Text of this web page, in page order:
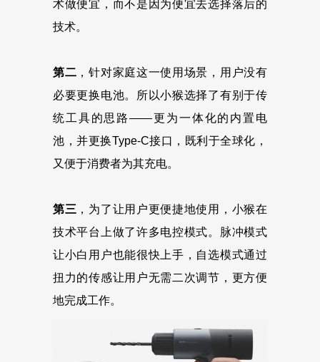
术做便宜，而不是因为便宜去选择落后的
技术。
第二 ，针对家庭这一使用场景，用户没有
必要更换电池。所以小猴选择了有别于传
统工具的思路——更为一体化的内置电
池，并更换Type-C接口，既利于全球化，
又便于消费者为其充电。
第三 ，为了让用户更便捷地使用，小猴在
技术平台上做了许多电控模式。脉冲模式
让小白用户也能很快上手，自选模式通过
扭力的传感让用户无需二次调节，更方便
地完成工作。